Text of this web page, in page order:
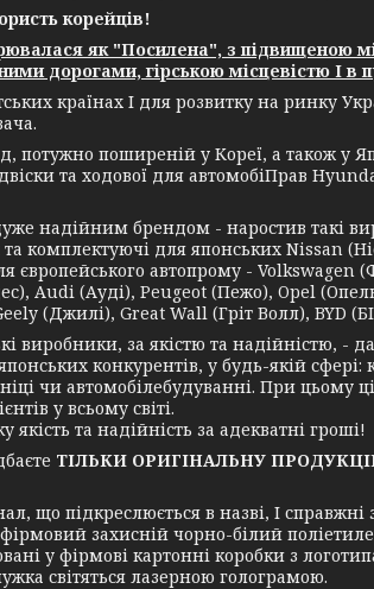
корейців!
як "Посилена", з підвищеною
дорогами, гірською місцевістю І в
країнах І для розвитку на ринку
поширеній у Кореї, а також у
та ходової для автомобіПрав
брендом - наростив такі
та комплектуючі для японських Nissan
європейського автопрому - Volkswagen
Audi (Ауді), Peugeot (Пежо), Opel
(Джилі), Great Wall (Гріт Волл), BYD
за якістю та надійністю, -
конкурентів, у будь-якій
чи автомобілебудуванні. При цьому
у всьому світі.
та надійність за адекватні гроші!
ТІЛЬКИ ОРИГІНАЛЬНУ
підкреслюється в назві, І справжні
захисній чорно-білий
у фірмові картонні коробки з
світяться лазерною голограмою.